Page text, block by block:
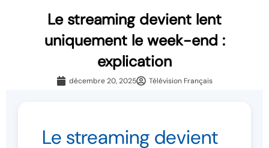
Le streaming devient lent
uniquement le week-end :
explication
décembre 20, 2025 Télévision Français
Le streaming devient